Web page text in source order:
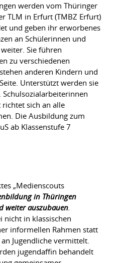
werden vom Thüringer
TLM in Erfurt (TMBZ Erfurt)
und geben ihr erworbenes
an Schülerinnen und
Sie führen
zu verschiedenen
anderen Kindern und
Unterstützt werden sie
sich an alle
Die Ausbildung zum
ab Klassenstufe 7
„Medienscouts
in Thüringen
weiter auszubauen.
nicht in klassischen
informellen Rahmen statt
Jugendliche vermittelt.
jugendaffin behandelt